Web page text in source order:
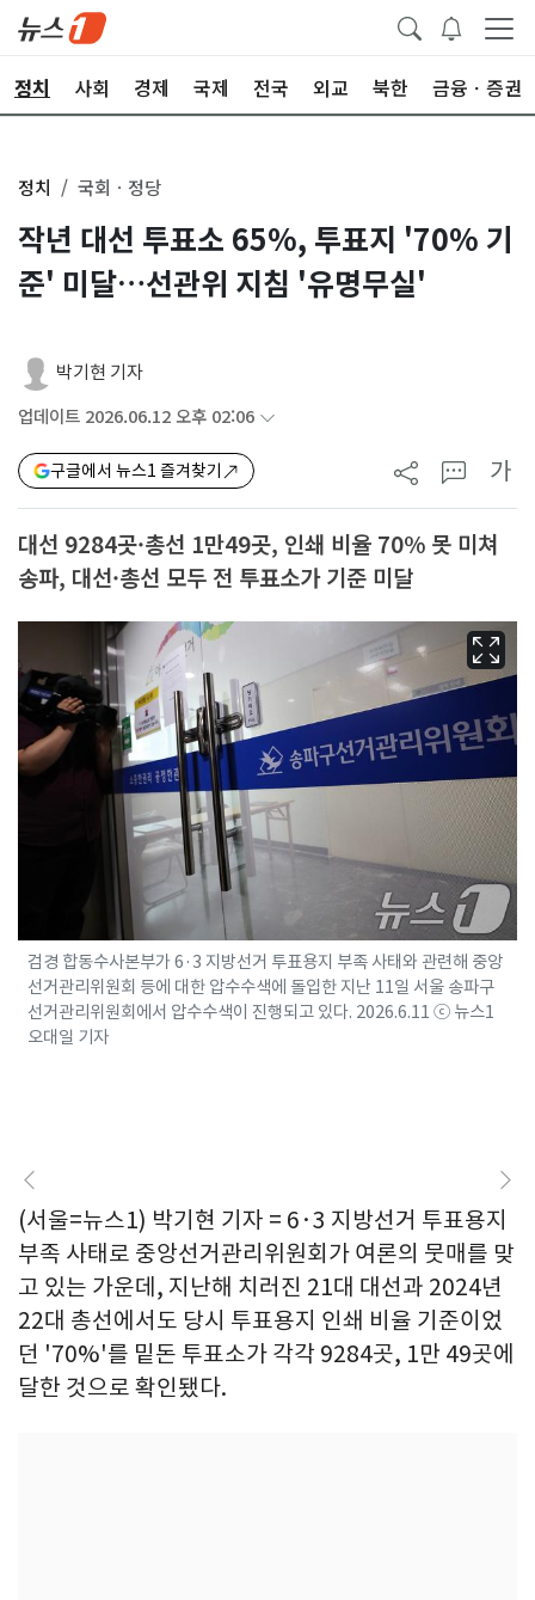
정치 사회 경제 국제 전국 외교 북한 금융ㆍ증권
정치 국회ㆍ정당
작년 대선 투표소 65%, 투표지 '70% 기
준' 미달…선관위 지침 '유명무실'
박기현 기자
업데이트 2026.06.12 오후 02:06
구글에서 뉴스1 즐겨찾기 가
대선 9284곳·총선 1만49곳, 인쇄 비율 70% 못 미쳐
송파, 대선·총선 모두 전 투표소가 기준 미달
검경 합동수사본부가 6·3 지방선거 투표용지 부족 사태와 관련해 중앙
선거관리위원회 등에 대한 압수수색에 돌입한 지난 11일 서울 송파구
선거관리위원회에서 압수수색이 진행되고 있다. 2026.6.11 ⓒ 뉴스1
오대일 기자
(서울=뉴스1) 박기현 기자 = 6·3 지방선거 투표용지
부족 사태로 중앙선거관리위원회가 여론의 뭇매를 맞
고 있는 가운데, 지난해 치러진 21대 대선과 2024년
22대 총선에서도 당시 투표용지 인쇄 비율 기준이었
던 '70%'를 밑돈 투표소가 각각 9284곳, 1만 49곳에
달한 것으로 확인됐다.